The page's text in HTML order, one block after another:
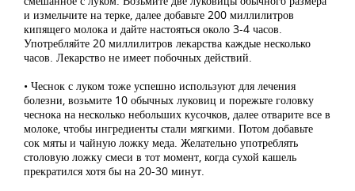
и измельчите на терке, далее добавьте 200 миллилитров
кипящего молока и дайте настояться около 3-4 часов.
Употребляйте 20 миллилитров лекарства каждые несколько
часов. Лекарство не имеет побочных действий.
• Чеснок с луком тоже успешно используют для лечения
болезни, возьмите 10 обычных луковиц и порежьте головку
чеснока на несколько небольших кусочков, далее отварите все в
молоке, чтобы ингредиенты стали мягкими. Потом добавьте
сок мяты и чайную ложку меда. Желательно употреблять
столовую ложку смеси в тот момент, когда сухой кашель
прекратился хотя бы на 20-30 минут.